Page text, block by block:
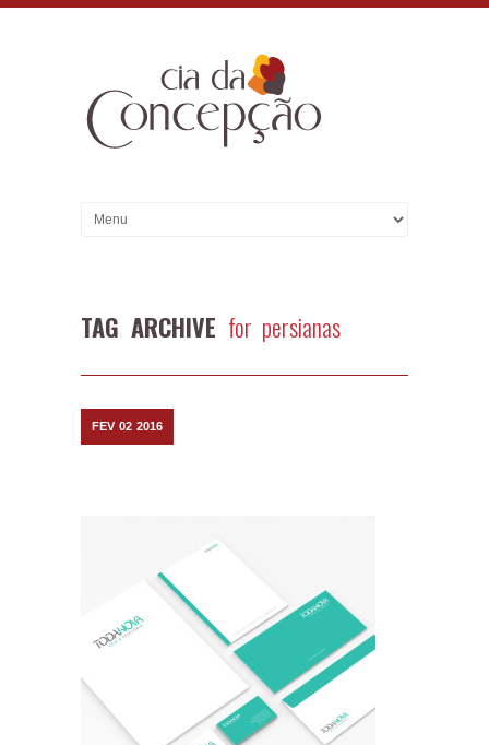
TAG ARCHIVE for persianas
FEV 02 2016